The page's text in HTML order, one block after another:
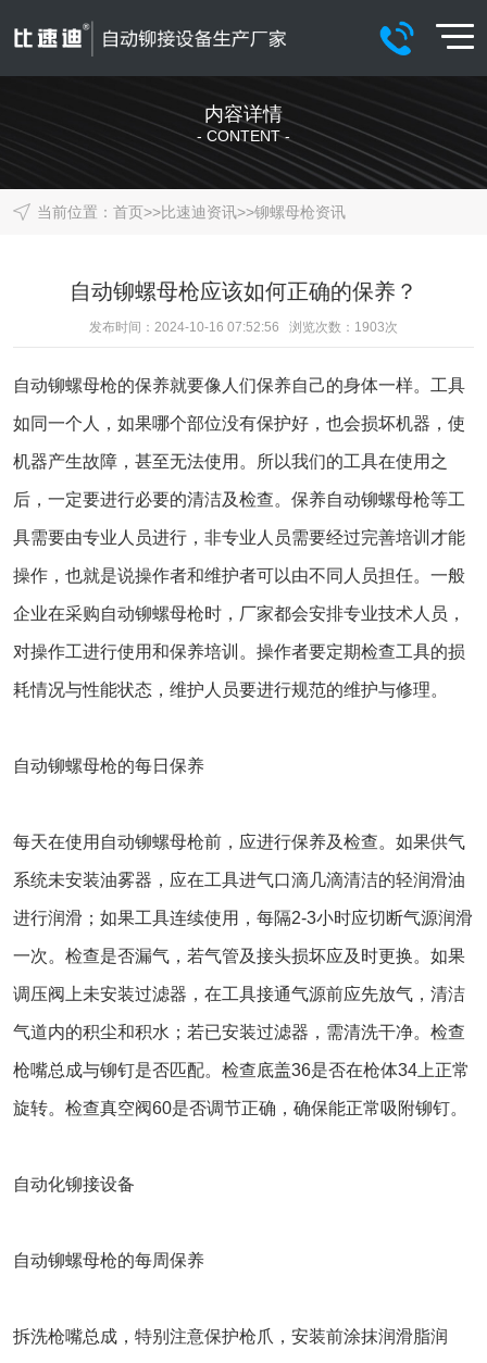
内容详情
- CONTENT -
当前位置： 首页>>比速迪资讯>>铆螺母枪资讯
自动铆螺母枪应该如何正确的保养？
发布时间：2024-10-16 07:52:56 浏览次数： 1903次
自动铆螺母枪的保养就要像人们保养自己的身体一样。工具
如同一个人，如果哪个部位没有保护好，也会损坏机器，使
机器产生故障，甚至无法使用。所以我们的工具在使用之
后，一定要进行必要的清洁及检查。保养自动铆螺母枪等工
具需要由专业人员进行，非专业人员需要经过完善培训才能
操作，也就是说操作者和维护者可以由不同人员担任。一般
企业在采购自动铆螺母枪时，厂家都会安排专业技术人员，
对操作工进行使用和保养培训。操作者要定期检查工具的损
耗情况与性能状态，维护人员要进行规范的维护与修理。
自动铆螺母枪的每日保养
每天在使用自动铆螺母枪前，应进行保养及检查。如果供气
系统未安装油雾器，应在工具进气口滴几滴清洁的轻润滑油
进行润滑；如果工具连续使用，每隔2-3小时应切断气源润滑
一次。检查是否漏气，若气管及接头损坏应及时更换。如果
调压阀上未安装过滤器，在工具接通气源前应先放气，清洁
气道内的积尘和积水；若已安装过滤器，需清洗干净。检查
枪嘴总成与铆钉是否匹配。检查底盖36是否在枪体34上正常
旋转。检查真空阀60是否调节正确，确保能正常吸附铆钉。
自动化铆接设备
自动铆螺母枪的每周保养
拆洗枪嘴总成，特别注意保护枪爪，安装前涂抹润滑脂润